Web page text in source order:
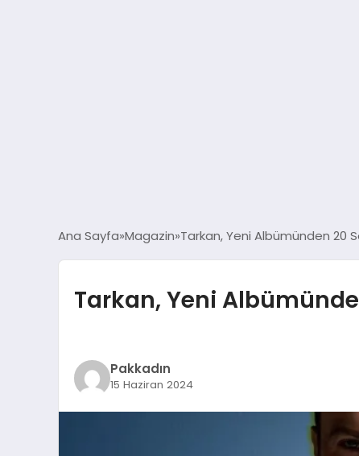
Ana Sayfa Magazin Tarkan, Yeni Albümünden 20
Tarkan, Yeni
Pakkadın
15 Haziran 2024